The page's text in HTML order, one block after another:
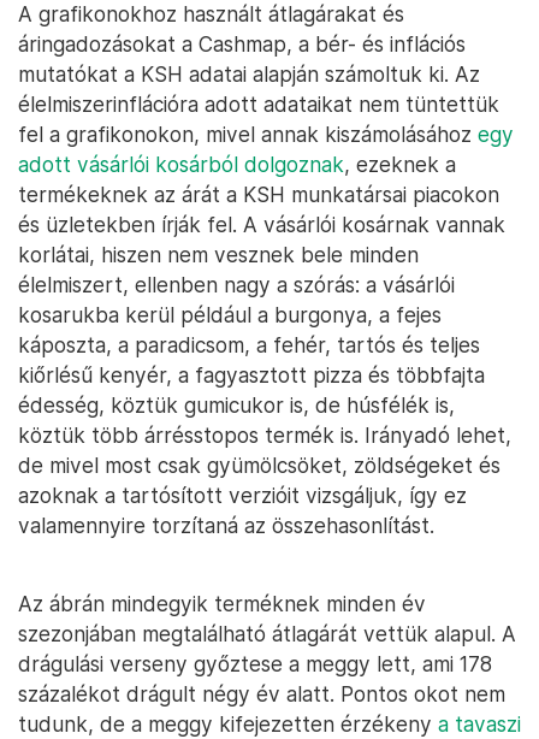
A grafikonokhoz használt átlagárakat és
áringadozásokat a Cashmap, a bér- és inflációs
mutatókat a KSH adatai alapján számoltuk ki. Az
élelmiszerinflációra adott adataikat nem tüntettük
fel a grafikonokon, mivel annak kiszámolásához egy
adott vásárlói kosárból dolgoznak, ezeknek a
termékeknek az árát a KSH munkatársai piacokon
és üzletekben írják fel. A vásárlói kosárnak vannak
korlátai, hiszen nem vesznek bele minden
élelmiszert, ellenben nagy a szórás: a vásárlói
kosarukba kerül például a burgonya, a fejes
káposzta, a paradicsom, a fehér, tartós és teljes
kiőrlésű kenyér, a fagyasztott pizza és többfajta
édesség, köztük gumicukor is, de húsfélék is,
köztük több árrésstopos termék is. Irányadó lehet,
de mivel most csak gyümölcsöket, zöldségeket és
azoknak a tartósított verzióit vizsgáljuk, így ez
valamennyire torzítaná az összehasonlítást.
Az ábrán mindegyik terméknek minden év
szezonjában megtalálható átlagárát vettük alapul. A
drágulási verseny győztese a meggy lett, ami 178
százalékot drágult négy év alatt. Pontos okot nem
tudunk, de a meggy kifejezetten érzékeny a tavaszi